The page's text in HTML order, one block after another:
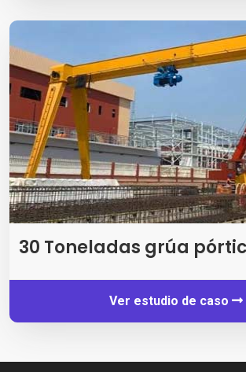
30 Toneladas grúa
Ver estudio de caso